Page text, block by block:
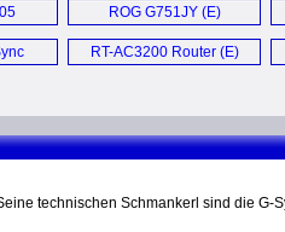
ROG G751JY (E)
RT-AC3200 Router (E)
technischen Schmankerl sind die G-